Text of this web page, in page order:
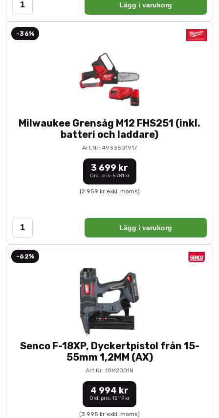
Lägg i varukorg
-36%
Milwaukee Grensåg M12 FHS251 (inkl.
batteri och laddare)
Art.Nr: 4933501917
3 699 kr
Ord. pris: 5 781 kr
(2 959 kr exkl. moms)
Lägg i varukorg
-62%
Senco F-18XP, Dyckertpistol från 15-
55mm 1,2MM (AX)
Art.Nr: 10M2001N
4 994 kr
Ord. pris: 13 119 kr
(3 995 kr exkl. moms)